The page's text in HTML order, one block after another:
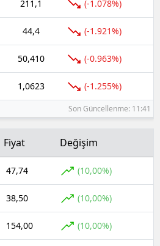
211,1 (-1.078%)
44,4 (-1.921%)
50,410 (-0.963%)
1,0623 (-1.255%)
Son Güncellenme: 11:41
Fiyat Değişim
47,74 (10,00%)
38,50 (10,00%)
154,00 (10,00%)